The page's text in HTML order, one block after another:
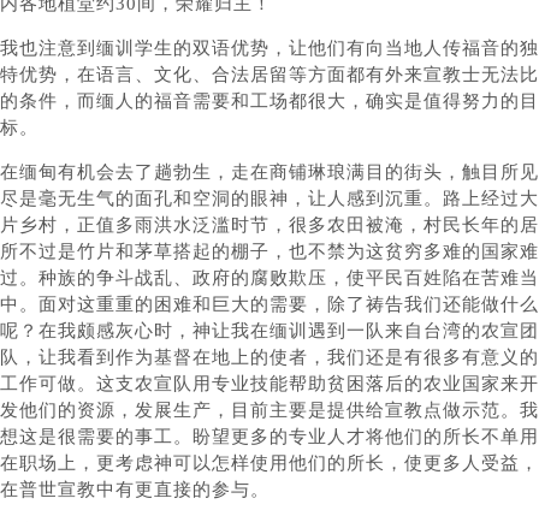
内各地植堂约30间，荣耀归主！
我也注意到缅训学生的双语优势，让他们有向当地人传福音的独
特优势，在语言、文化、合法居留等方面都有外来宣教士无法比
的条件，而缅人的福音需要和工场都很大，确实是值得努力的目
标。
在缅甸有机会去了趟勃生，走在商铺琳琅满目的街头，触目所见
尽是毫无生气的面孔和空洞的眼神，让人感到沉重。路上经过大
片乡村，正值多雨洪水泛滥时节，很多农田被淹，村民长年的居
所不过是竹片和茅草搭起的棚子，也不禁为这贫穷多难的国家难
过。种族的争斗战乱、政府的腐败欺压，使平民百姓陷在苦难当
中。面对这重重的困难和巨大的需要，除了祷告我们还能做什么
呢？在我颇感灰心时，神让我在缅训遇到一队来自台湾的农宣团
队，让我看到作为基督在地上的使者，我们还是有很多有意义的
工作可做。这支农宣队用专业技能帮助贫困落后的农业国家来开
发他们的资源，发展生产，目前主要是提供给宣教点做示范。我
想这是很需要的事工。盼望更多的专业人才将他们的所长不单用
在职场上，更考虑神可以怎样使用他们的所长，使更多人受益，
在普世宣教中有更直接的参与。